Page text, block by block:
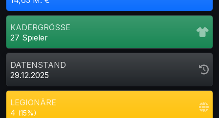
KADERGRÖSSE
27 Spieler
DATENSTAND
29.12.2025
LEGIONÄRE
4 (15%)